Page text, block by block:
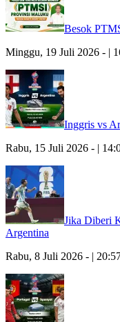
Besok
Minggu, 19 Juli 2026 - |
Inggris vs
Rabu, 15 Juli 2026 - |
Jika Diberi
Argentina
Rabu, 8 Juli 2026 - |